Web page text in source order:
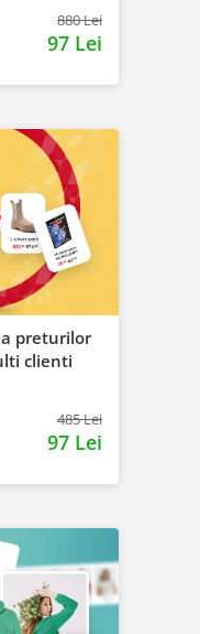
880 Lei
97 Lei
preturilor
clienti
485 Lei
97 Lei